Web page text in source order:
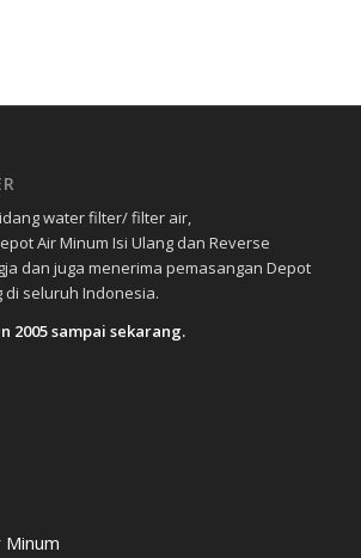
water filter/ filter air,
Air Minum Isi Ulang dan Reverse
dan juga menerima pemasangan Depot
di seluruh Indonesia.
2005 sampai sekarang.